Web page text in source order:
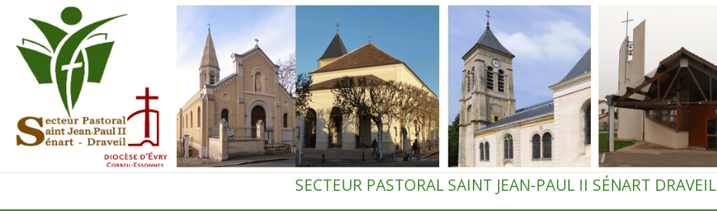
contenu
SECTEUR PASTORAL SAINT JEAN-PAUL II SÉNART DRAVEIL